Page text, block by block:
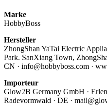
Marke
HobbyBoss
Hersteller
ZhongShan YaTai Electric
Park. SanXiang Town,
CN · info@hobbyboss.com ·
Importeur
Glow2B Germany GmbH ·
Radevormwald · DE ·